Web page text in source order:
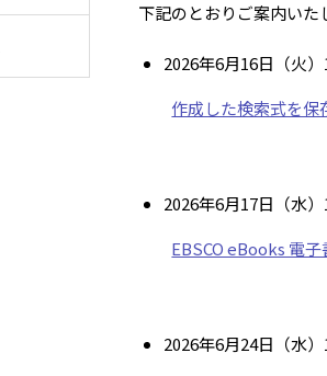
下記のとおりご案内いた
2026年6月16日（火）
作成した検索式を
2026年6月17日（水）
EBSCO eBooks 電
2026年6月24日（水）